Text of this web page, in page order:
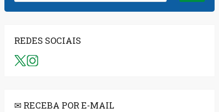
REDES SOCIAIS
✉ RECEBA POR E-MAIL